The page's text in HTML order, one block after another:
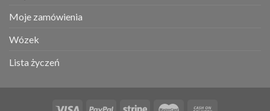
Moje zamówienia
Wózek
Lista życzeń